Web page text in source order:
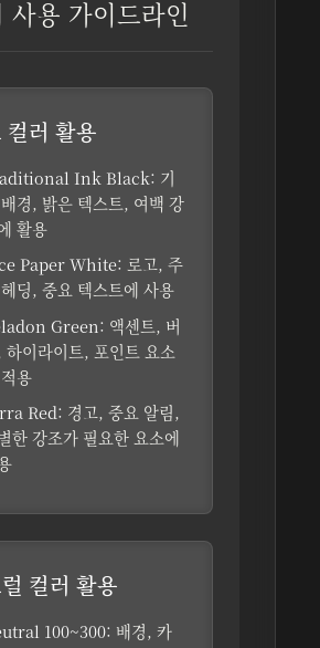
사용 가이드라인
컬러 활용
Ink Black: 기
경, 밝은 텍스트, 여백 강
활용
Paper White: 로고, 주
딩, 중요 텍스트에 사용
Green: 액센트, 버
하이라이트, 포인트 요소
용
Red: 경고, 중요 알림,
한 강조가 필요한 요소에
컬러 활용
100~300: 배경, 카